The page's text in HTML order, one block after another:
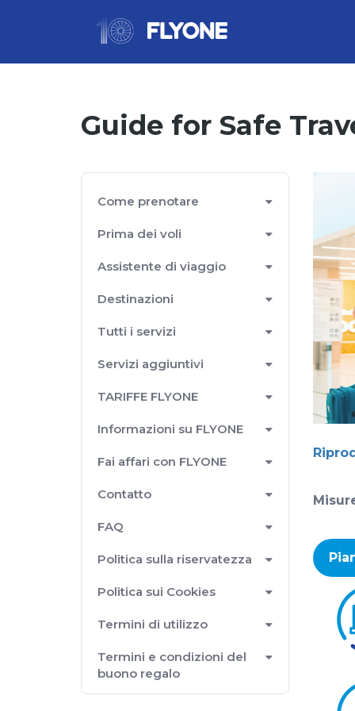
Guide for Safe
Come prenotare
Prima dei voli
Assistente di viaggio
Destinazioni
Tutti i servizi
Servizi aggiuntivi
TARIFFE FLYONE
Informazioni su FLYONE
Fai affari con FLYONE
Contatto
FAQ
Politica sulla riservatezza
Politica sui Cookies
Termini di utilizzo
Termini e condizioni del
buono regalo